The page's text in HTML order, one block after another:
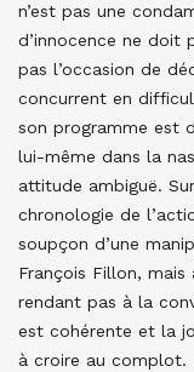
n’est pas une
d’innocence ne doit
pas l’occasion de
concurrent en
son programme est
lui-même dans la
attitude ambiguë.
chronologie de
soupçon d’une
François Fillon,
rendant pas à la
est cohérente et la
à croire au complot.